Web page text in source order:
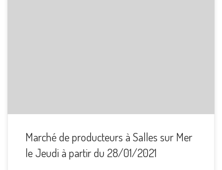
Marché de producteurs à Salles sur Mer
le Jeudi à partir du 28/01/2021